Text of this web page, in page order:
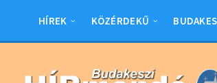
sidebar
sidebar
HÍREK KÖZÉRDEKŰ